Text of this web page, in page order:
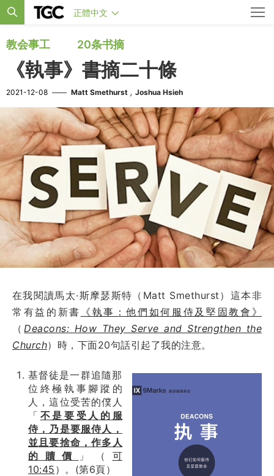
正體中文
教会事工 20条书摘
《執事》書摘二十條
2021-12-08 —— Matt Smethurst , Joshua Hsieh
在我閱讀馬太·斯摩瑟斯特（Matt Smethurst）這本非
常有益的新書 《執事：他們如何服侍及堅固教會》
（ Deacons: How They Serve and Strengthen the
Church）時，下面20句話引起了我的注意。
基督徒是一群追隨那
位終極執事腳蹤的
人，這位受苦的僕人
「 不是要受人的服
侍，乃是要服侍人，
並且要捨命，作多人
的贖價
」（ 可
10:45 ）。(第6頁）